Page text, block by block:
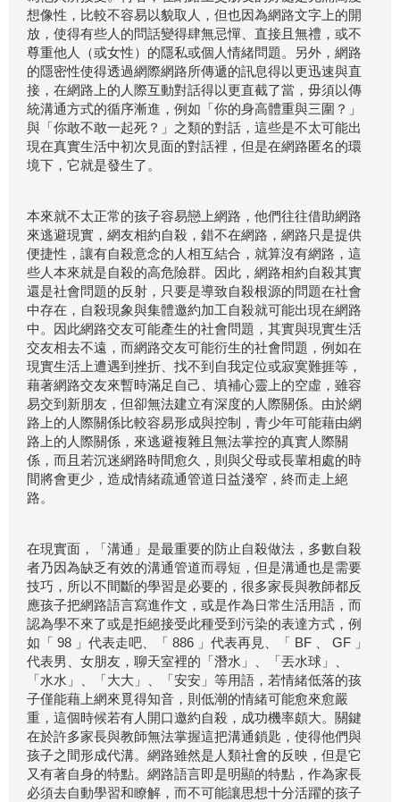
想像性，比較不容易以貌取人，但也因為網路文字上的開
放，使得有些人的問話變得肆無忌憚、直接且無禮，或不
尊重他人（或女性）的隱私或個人情緒問題。另外，網路
的隱密性使得透過網際網路所傳遞的訊息得以更迅速與直
接，在網路上的人際互動對話得以更直截了當，毋須以傳
統溝通方式的循序漸進，例如「你的身高體重與三圍？」
與「你敢不敢一起死？」之類的對話，這些是不太可能出
現在真實生活中初次見面的對話裡，但是在網路匿名的環
境下，它就是發生了。
本來就不太正常的孩子容易戀上網路，他們往往借助網路
來逃避現實，網友相約自殺，錯不在網路，網路只是提供
便捷性，讓有自殺意念的人相互結合，就算沒有網路，這
些人本來就是自殺的高危險群。因此，網路相約自殺其實
還是社會問題的反射，只要是導致自殺根源的問題在社會
中存在，自殺現象與集體邀約加工自殺就可能出現在網路
中。因此網路交友可能產生的社會問題，其實與現實生活
交友相去不遠，而網路交友可能衍生的社會問題，例如在
現實生活上遭遇到挫折、找不到自我定位或寂寞難捱等，
藉著網路交友來暫時滿足自己、填補心靈上的空虛，雖容
易交到新朋友，但卻無法建立有深度的人際關係。由於網
路上的人際關係比較容易形成與控制，青少年可能藉由網
路上的人際關係，來逃避複雜且無法掌控的真實人際關
係，而且若沉迷網路時間愈久，則與父母或長輩相處的時
間將會更少，造成情緒疏通管道日益淺窄，終而走上絕
路。
在現實面，「溝通」是最重要的防止自殺做法，多數自殺
者乃因為缺乏有效的溝通管道而尋短，但是溝通也是需要
技巧，所以不間斷的學習是必要的，很多家長與教師都反
應孩子把網路語言寫進作文，或是作為日常生活用語，而
認為學不來了或是拒絕接受此種受到污染的表達方式，例
如「 98 」代表走吧、「 886 」代表再見、「 BF 、 GF 」
代表男、女朋友，聊天室裡的「潛水」、「丟水球」、
「水水」、「大大」、「安安」等用語，若情緒低落的孩
子僅能藉上網來覓得知音，則低潮的情緒可能愈來愈嚴
重，這個時候若有人開口邀約自殺，成功機率頗大。關鍵
在於許多家長與教師無法掌握這把溝通鎖匙，使得他們與
孩子之間形成代溝。網路雖然是人類社會的反映，但是它
又有著自身的特點。網路語言即是明顯的特點，作為家長
必須去自動學習和瞭解，而不可能讓思想十分活躍的孩子